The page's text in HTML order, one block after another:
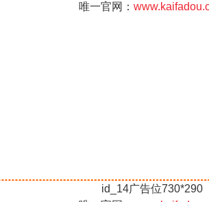
唯一官网：
id_14广告位730*290